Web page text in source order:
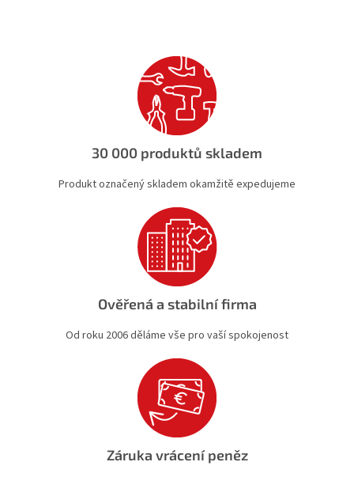
c
í
p
r
v
y
ý
i
s
u
30 000 produktů skladem
Produkt označený skladem okamžitě expedujeme
Ověřená a stabilní firma
Od roku 2006 děláme vše pro vaší spokojenost
Záruka vrácení peněz